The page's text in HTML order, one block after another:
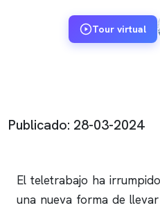
Tour virtual
Publicado: 28-03-2024
El teletrabajo ha
una nueva forma de